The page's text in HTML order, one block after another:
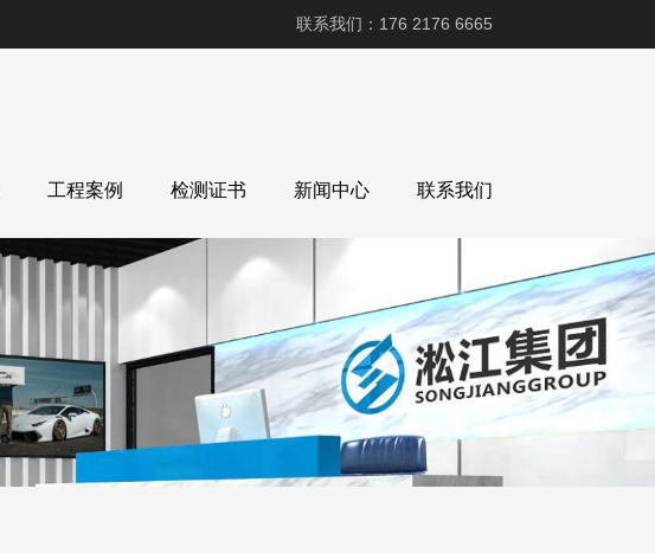
联系我们：176 2176 6665
工程案例 检测证书 新闻中心 联系我们